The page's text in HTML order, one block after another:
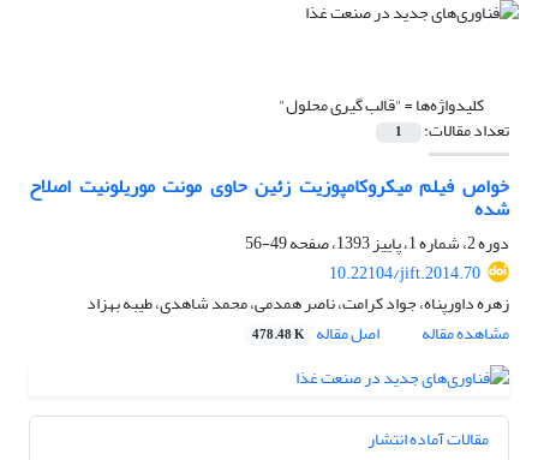
کلیدواژه‌ها ="قالب گیری محلول"
تعداد مقالات: 1
خواص فیلم میکروکامپوزیت زئین حاوی مونت موریلونیت اصلاح
شده
دوره 2، شماره 1، پاییز 1393، صفحه
49-56
10.22104/jift.2014.70
زهره داورپناه، جواد کرامت، ناصر همدمی، محمد شاهدی، طیبه بهزاد
مشاهده مقاله
اصل مقاله 478.48 K
مقالات آماده انتشار